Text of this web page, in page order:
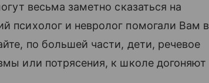
весьма заметно сказаться на
психолог и невролог помогали Вам в
по большей части, дети, речевое
или потрясения, к школе догоняют